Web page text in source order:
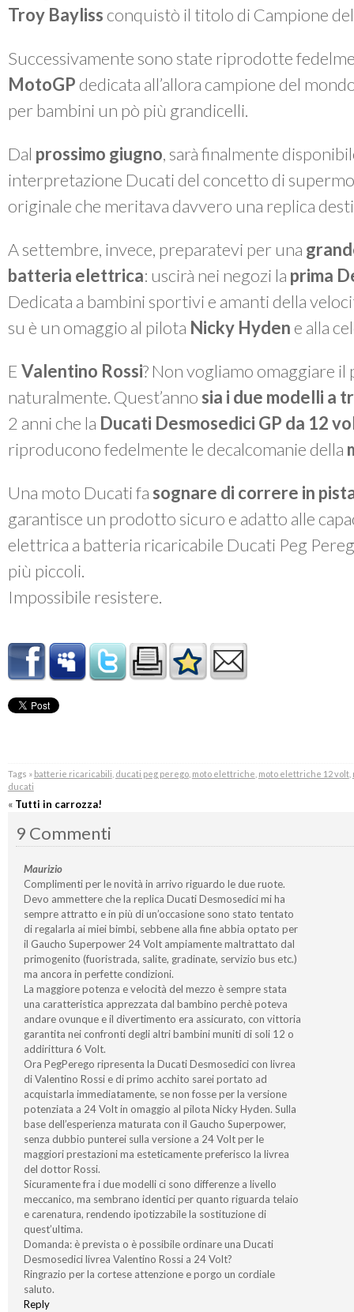
Troy Bayliss conquistò il titolo di Campione
Successivamente sono state riprodotte
MotoGP dedicata all’allora campione del
per bambini un pò più grandicelli.
Dal prossimo giugno, sarà finalmente
interpretazione Ducati del concetto di
originale che meritava davvero una replica
A settembre, invece, preparatevi per una
batteria elettrica: uscirà nei negozi la prima
Dedicata a bambini sportivi e amanti della
su è un omaggio al pilota Nicky Hyden e alla
E Valentino Rossi? Non vogliamo omaggiare
naturalmente. Quest’anno sia i due modelli a
2 anni che la Ducati Desmosedici GP da 12
riproducono fedelmente le decalcomanie della
Una moto Ducati fa sognare di correre in
garantisce un prodotto sicuro e adatto alle
elettrica a batteria ricaricabile Ducati Peg
più piccoli.
Impossibile resistere.
Tags » batterie ricaricabili ducati peg perego, moto elettriche moto elettriche 12 volt,
ducati
« Tutti in carrozza!
9 Commenti
Maurizio
Complimenti per le novità in arrivo riguardo le due ruote.
Devo ammettere che la replica Ducati Desmosedici mi ha
sempre attratto e in più di un’occasione sono stato tentato
di regalarla ai miei bimbi, sebbene alla fine abbia optato per
il Gaucho Superpower 24 Volt ampiamente maltrattato dal
primogenito (fuoristrada, salite, gradinate, servizio bus etc.)
ma ancora in perfette condizioni.
La maggiore potenza e velocità del mezzo è sempre stata
una caratteristica apprezzata dal bambino perchè poteva
andare ovunque e il divertimento era assicurato, con vittoria
garantita nei confronti degli altri bambini muniti di soli 12 o
addirittura 6 Volt.
Ora PegPerego ripresenta la Ducati Desmosedici con livrea
di Valentino Rossi e di primo acchito sarei portato ad
acquistarla immediatamente, se non fosse per la versione
potenziata a 24 Volt in omaggio al pilota Nicky Hyden. Sulla
base dell’esperienza maturata con il Gaucho Superpower,
senza dubbio punterei sulla versione a 24 Volt per le
maggiori prestazioni ma esteticamente preferisco la livrea
del dottor Rossi.
Sicuramente fra i due modelli ci sono differenze a livello
meccanico, ma sembrano identici per quanto riguarda telaio
e carenatura, rendendo ipotizzabile la sostituzione di
quest’ultima.
Domanda: è prevista o è possibile ordinare una Ducati
Desmosedici livrea Valentino Rossi a 24 Volt?
Ringrazio per la cortese attenzione e porgo un cordiale
saluto.
Reply